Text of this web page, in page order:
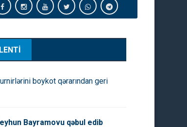
boykot qərarından geri
Bayramovu qəbul edib